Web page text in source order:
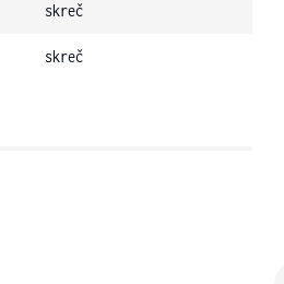
skreč
skreč